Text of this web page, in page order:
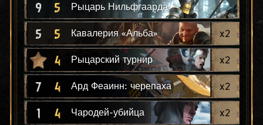
9 5 Рыцарь Нильфгаарда
5 5 Кавалерия «Альба» x2
4 Рыцарский турнир x2
7 4 Ард Феаинн: черепаха x2
1 4 Чародей-убийца x2